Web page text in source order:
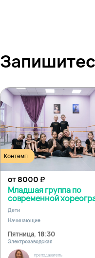
Контемп
от 8000₽
Младшая группа по
современной
Дети
Начинающие
Пятница, 18:30
Электрозаводская
преподаватель